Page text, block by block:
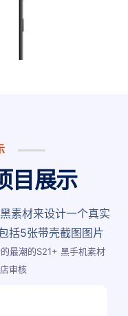
目展示
素材来设计一个真实
括5张带壳截图图片
最潮的S21+ 黑手机素材
审核